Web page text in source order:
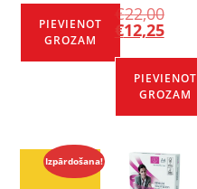
PIEVIENOT
GROZAM
€22,00
€12,25
PIEVIENOT
GROZAM
Izpārdošana!